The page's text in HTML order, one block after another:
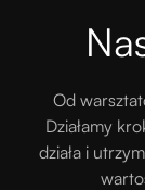
Od
Działamy
działa i